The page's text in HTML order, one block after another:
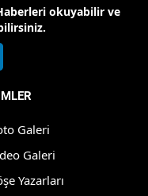
okuyabilir ve
Galeri
Galeri
Yazarları